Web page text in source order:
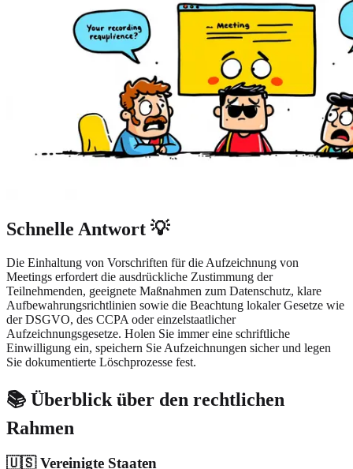
Schnelle Antwort 💡
Die Einhaltung von Vorschriften für die Aufzeichnung von
Meetings erfordert die ausdrückliche Zustimmung der
Teilnehmenden, geeignete Maßnahmen zum Datenschutz, klare
Aufbewahrungsrichtlinien sowie die Beachtung lokaler Gesetze wie
der DSGVO, des CCPA oder einzelstaatlicher
Aufzeichnungsgesetze. Holen Sie immer eine schriftliche
Einwilligung ein, speichern Sie Aufzeichnungen sicher und legen
Sie dokumentierte Löschprozesse fest.
📚 Überblick über den rechtlichen
Rahmen
🇺🇸 Vereinigte Staaten